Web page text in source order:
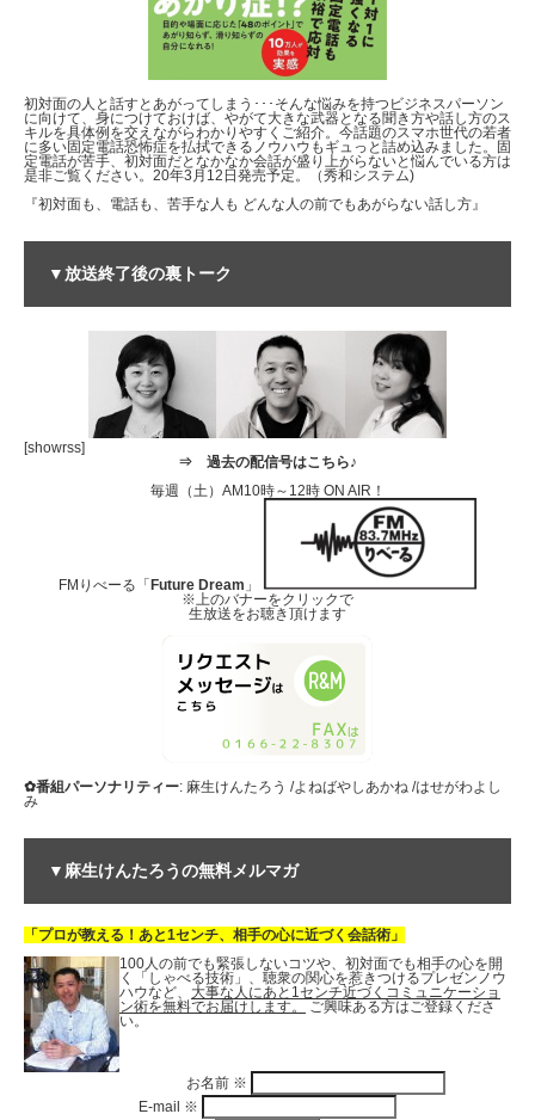
初対面の人と話すとあがってしまう･･･そんな悩みを持つビジネスパーソン
に向けて、身につけておけば、やがて大きな武器となる聞き方や話し方のス
キルを具体例を交えながらわかりやすくご紹介。今話題のスマホ世代の若者
に多い固定電話恐怖症を払拭できるノウハウもギュっと詰め込みました。固
定電話が苦手、初対面だとなかなか会話が盛り上がらないと悩んでいる方は
是非ご覧ください。20年3月12日発売予定。（秀和システム)
『初対面も、電話も、苦手な人も どんな人の前でもあがらない話し方』
▼放送終了後の裏トーク
[showrss]
⇒ 過去の配信号はこちら♪
毎週（土）AM10時～12時 ON AIR！
FMりべーる「Future Dream 」
※上のバナーをクリックで
生放送をお聴き頂けます
✿番組パーソナリティー: 麻生けんたろう /よねばやしあかね /はせがわよし
み
▼麻生けんたろうの無料メルマガ
「プロが教える！あと1センチ、相手の心に近づく会話術」
100人の前でも緊張しないコツや、初対面でも相手の心を開
く「しゃべる技術」、聴衆の関心を惹きつけるプレゼンノウ
ハウなど、 大事な人にあと1センチ近づくコミュニケーショ
ン術を無料でお届けします。
ご興味ある方はご登録くださ
い。
お名前 ※
E-mail ※